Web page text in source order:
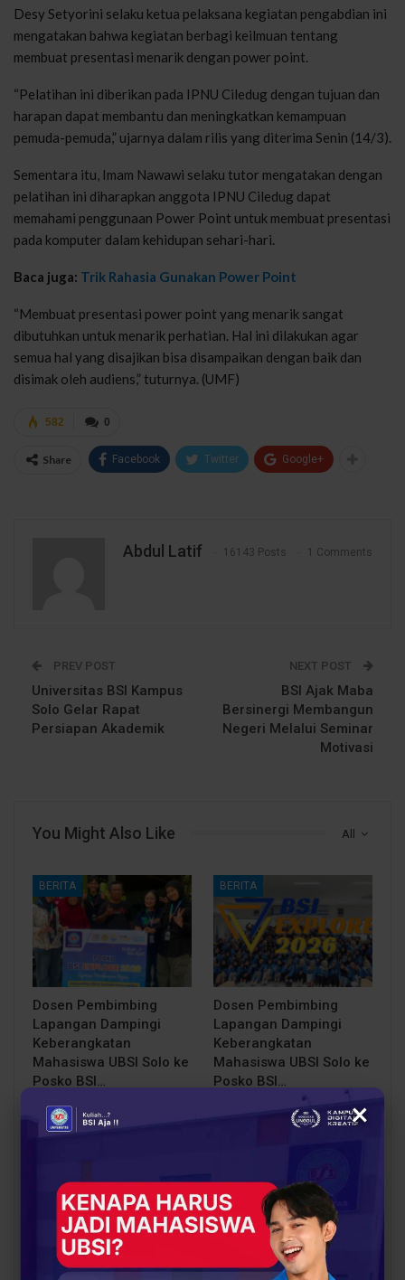
Desy Setyorini selaku ketua pelaksana kegiatan pengabdian ini
mengatakan bahwa kegiatan berbagi keilmuan tentang
membuat presentasi menarik dengan power point.
“Pelatihan ini diberikan pada IPNU Ciledug dengan tujuan dan
harapan dapat membantu dan meningkatkan kemampuan
pemuda-pemuda,” ujarnya dalam rilis yang diterima Senin (14/3).
Sementara itu, Imam Nawawi selaku tutor mengatakan dengan
pelatihan ini diharapkan anggota IPNU Ciledug dapat
memahami penggunaan Power Point untuk membuat presentasi
pada komputer dalam kehidupan sehari-hari.
Baca juga: Trik Rahasia Gunakan Power Point
“Membuat presentasi power point yang menarik sangat
dibutuhkan untuk menarik perhatian. Hal ini dilakukan agar
semua hal yang disajikan bisa disampaikan dengan baik dan
disimak oleh audiens,” tuturnya. (UMF)
0
582
Share Facebook Twitter Google+
Abdul Latif 16143 Posts 1 Comments
PREV POST
Universitas BSI Kampus
Solo Gelar Rapat
Persiapan Akademik
NEXT POST
BSI Ajak Maba
Bersinergi Membangun
Negeri Melalui Seminar
Motivasi
All
You Might Also Like
BERITA
Dosen Pembimbing
Lapangan Dampingi
Keberangkatan
Mahasiswa UBSI Solo ke
Posko BSI…
BERITA
Dosen Pembimbing
Lapangan Dampingi
Keberangkatan
Mahasiswa UBSI Solo ke
Posko BSI…
BERITA
BSI Explore Tim
Karangpakis Jalin
Sinergi dengan
BERITA
228 Mahasiswa Resmi
Diberangkatkan, BSI
Explore 2026 Siap
×